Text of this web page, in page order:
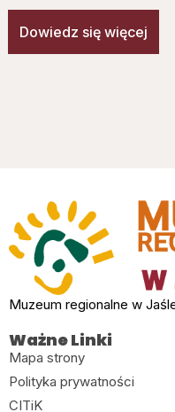
Dowiedz się więcej
Muzeum regionalne w
Ważne Linki
Mapa strony
Polityka prywatności
CITiK